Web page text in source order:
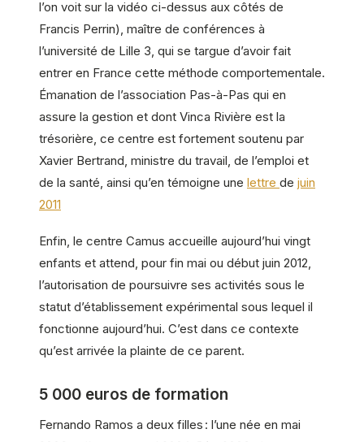
l’on voit sur la vidéo ci-dessus aux côtés de
Francis Perrin), maître de conférences à
l’université de Lille 3, qui se targue d’avoir fait
entrer en France cette méthode comportementale.
Émanation de l’association Pas-à-Pas qui en
assure la gestion et dont Vinca Rivière est la
trésorière, ce centre est fortement soutenu par
Xavier Bertrand, ministre du travail, de l’emploi et
de la santé, ainsi qu’en témoigne une lettre de juin
2011
Enfin, le centre Camus accueille aujourd’hui vingt
enfants et attend, pour fin mai ou début juin 2012,
l’autorisation de poursuivre ses activités sous le
statut d’établissement expérimental sous lequel il
fonctionne aujourd’hui. C’est dans ce contexte
qu’est arrivée la plainte de ce parent.
5 000 euros de formation
Fernando Ramos a deux filles : l’une née en mai